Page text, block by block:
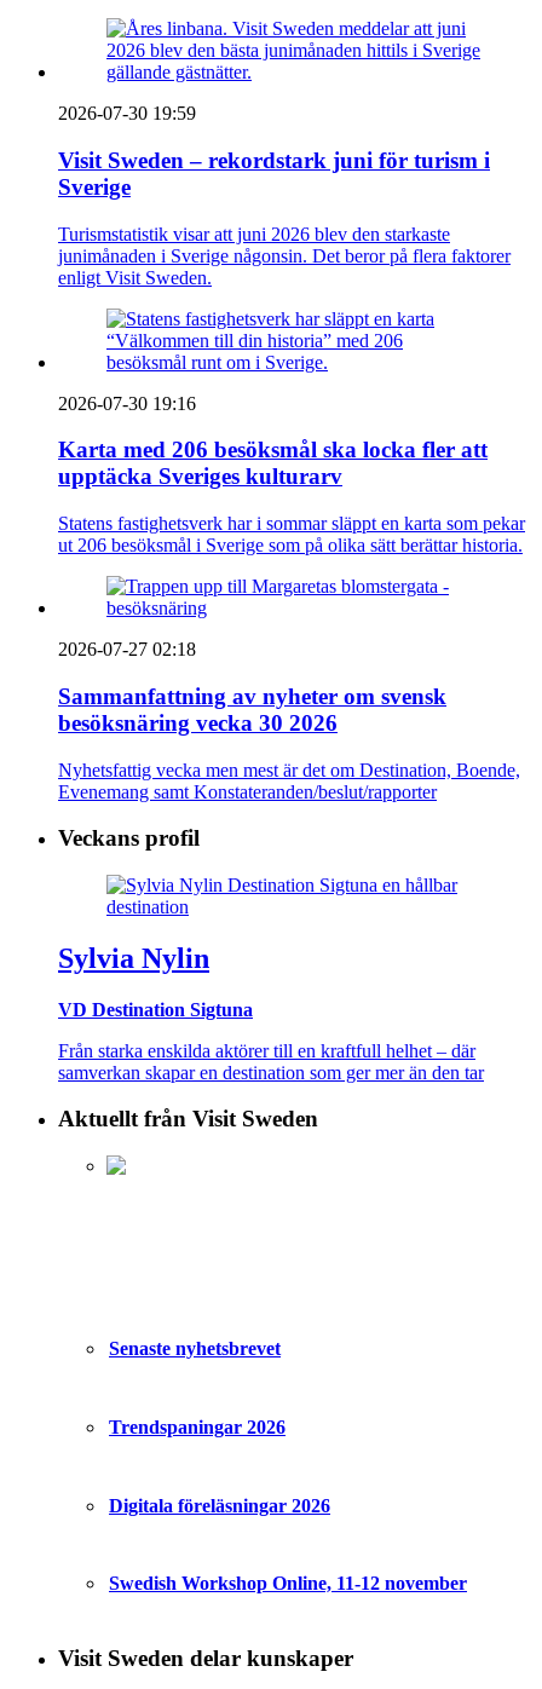
2026-07-30 19:59
Visit Sweden – rekordstark juni för turism i
Sverige
Turismstatistik visar att juni 2026 blev den starkaste
junimånaden i Sverige någonsin. Det beror på flera faktorer
enligt Visit Sweden.
2026-07-30 19:16
Karta med 206 besöksmål ska locka fler att
upptäcka Sveriges kulturarv
Statens fastighetsverk har i sommar släppt en karta som pekar
ut 206 besöksmål i Sverige som på olika sätt berättar historia.
2026-07-27 02:18
Sammanfattning av nyheter om svensk
besöksnäring vecka 30 2026
Nyhetsfattig vecka men mest är det om Destination, Boende,
Evenemang samt Konstateranden/beslut/rapporter
Veckans profil
Sylvia Nylin
VD Destination Sigtuna
Från starka enskilda aktörer till en kraftfull helhet – där
samverkan skapar en destination som ger mer än den tar
Aktuellt från Visit Sweden
Senaste nyhetsbrevet
Trendspaningar 2026
Digitala föreläsningar 2026
Swedish Workshop Online, 11-12 november
Visit Sweden delar kunskaper